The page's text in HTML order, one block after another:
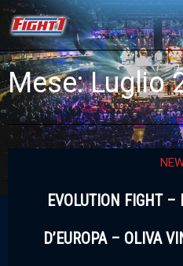
Mese:Luglio
EVOLUTION FIGHT –
D’EUROPA – OLIVA